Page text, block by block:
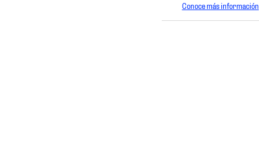
Conoce más información